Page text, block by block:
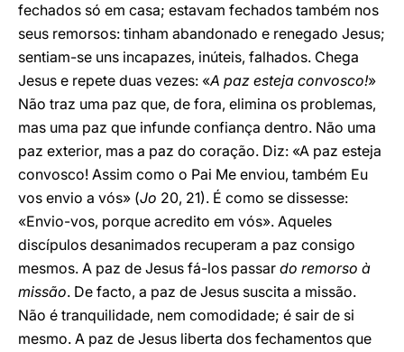
fechados só em casa; estavam fechados também nos
seus remorsos: tinham abandonado e renegado Jesus;
sentiam-se uns incapazes, inúteis, falhados. Chega
Jesus e repete duas vezes: «A paz esteja convosco!»
Não traz uma paz que, de fora, elimina os problemas,
mas uma paz que infunde confiança dentro. Não uma
paz exterior, mas a paz do coração. Diz: «A paz esteja
convosco! Assim como o Pai Me enviou, também Eu
vos envio a vós» (Jo 20, 21). É como se dissesse:
«Envio-vos, porque acredito em vós». Aqueles
discípulos desanimados recuperam a paz consigo
mesmos. A paz de Jesus fá-los passar do remorso à
missão. De facto, a paz de Jesus suscita a missão.
Não é tranquilidade, nem comodidade; é sair de si
mesmo. A paz de Jesus liberta dos fechamentos que